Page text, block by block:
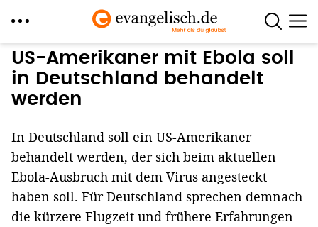
Direkt
zum
Inhalt
US-Amerikaner mit Ebola soll
in Deutschland behandelt
werden
In Deutschland soll ein US-Amerikaner
behandelt werden, der sich beim aktuellen
Ebola-Ausbruch mit dem Virus angesteckt
haben soll. Für Deutschland sprechen demnach
die kürzere Flugzeit und frühere Erfahrungen